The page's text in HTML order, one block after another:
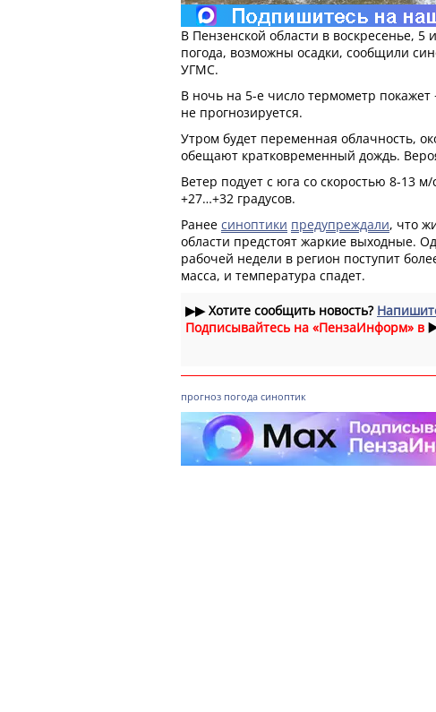
В Пензенской области в воскресенье, 5
погода, возможны осадки, сообщили
УГМС.
В ночь на 5-е число термометр покажет
не прогнозируется.
Утром будет переменная облачность,
обещают кратковременный дождь.
Ветер подует с юга со скоростью 8-13 м/
+27…+32 градусов.
Ранее синоптики предупреждали, что
области предстоят жаркие выходные.
рабочей недели в регион поступит
масса, и температура спадет.
▶▶Хотите сообщить новость?
Подписывайтесь на «ПензаИнформ» в
прогноз погода синоптик